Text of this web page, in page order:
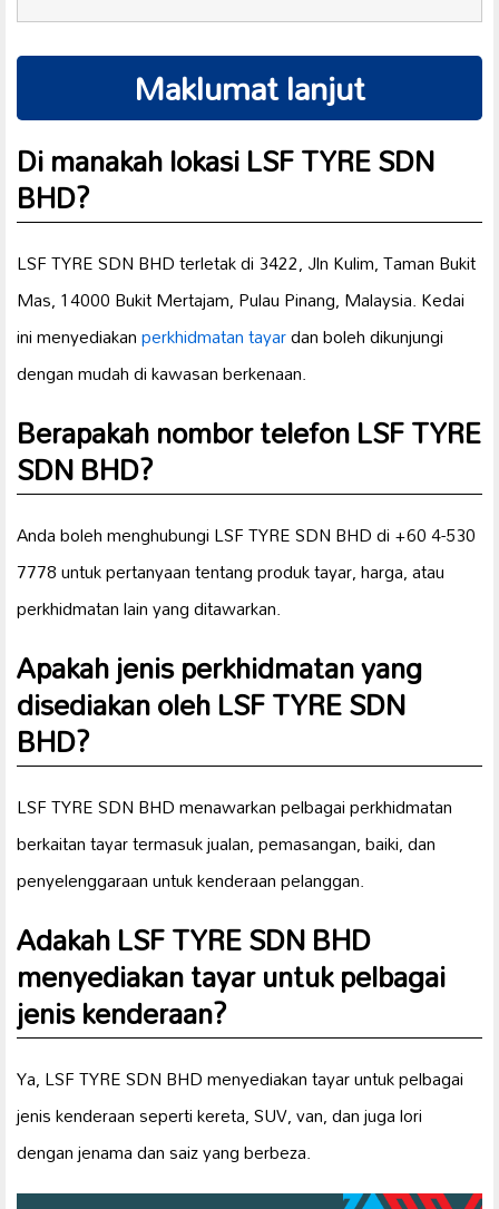
Maklumat lanjut
Di manakah lokasi LSF TYRE SDN
BHD?
LSF TYRE SDN BHD terletak di 3422, Jln Kulim, Taman Bukit
Mas, 14000 Bukit Mertajam, Pulau Pinang, Malaysia. Kedai
ini menyediakanperkhidmatan tayardan boleh dikunjungi
dengan mudah di kawasan berkenaan.
Berapakah nombor telefon LSF TYRE
SDN BHD?
Anda boleh menghubungi LSF TYRE SDN BHD di +60 4-530
7778 untuk pertanyaan tentang produk tayar, harga, atau
perkhidmatan lain yang ditawarkan.
Apakah jenis perkhidmatan yang
disediakan oleh LSF TYRE SDN
BHD?
LSF TYRE SDN BHD menawarkan pelbagai perkhidmatan
berkaitan tayar termasuk jualan, pemasangan, baiki, dan
penyelenggaraan untuk kenderaan pelanggan.
Adakah LSF TYRE SDN BHD
menyediakan tayar untuk pelbagai
jenis kenderaan?
Ya, LSF TYRE SDN BHD menyediakan tayar untuk pelbagai
jenis kenderaan seperti kereta, SUV, van, dan juga lori
dengan jenama dan saiz yang berbeza.